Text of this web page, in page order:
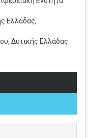
Ελλάδας,
Δυτικής Ελλάδας